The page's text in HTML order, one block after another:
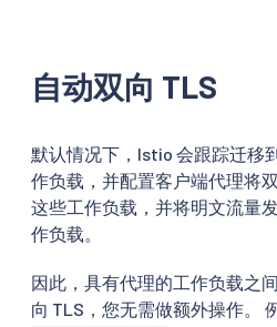
自动双向 TLS
默认情况下，Istio 会跟踪迁移
作负载，并配置客户端代理将
这些工作负载，并将明文流量
作负载。
因此，具有代理的工作负载之
向 TLS，您无需做额外操作。